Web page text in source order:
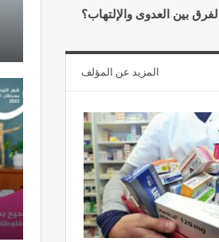
بين العدوى والإلتهاب؟
المزيد عن المؤلف
تعزيز الصحة العامة
المحليات الصناعية.. ترفع
شعور القلق
يونيو 5, 2023